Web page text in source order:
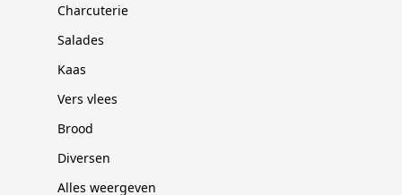
Charcuterie
Salades
Kaas
Vers vlees
Brood
Diversen
Alles weergeven